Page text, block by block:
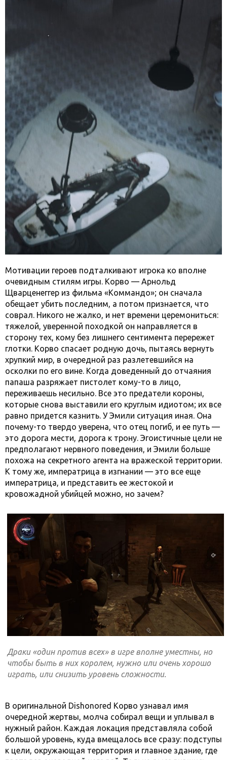
Мотивации героев подталкивают игрока ко вполне
очевидным стилям игры. Корво — Арнольд
Щварценеггер из фильма «Коммандо»; он сначала
обещает убить последним, а потом признается, что
соврал. Никого не жалко, и нет времени церемониться:
тяжелой, уверенной походкой он направляется в
сторону тех, кому без лишнего сентимента перережет
глотки. Корво спасает родную дочь, пытаясь вернуть
хрупкий мир, в очередной раз разлетевшийся на
осколки по его вине. Когда доведенный до отчаяния
папаша разряжает пистолет кому-то в лицо,
переживаешь несильно. Все это предатели короны,
которые снова выставили его круглым идиотом; их все
равно придется казнить. У Эмили ситуация иная. Она
почему-то твердо уверена, что отец погиб, и ее путь —
это дорога мести, дорога к трону. Эгоистичные цели не
предполагают нервного поведения, и Эмили больше
похожа на секретного агента на вражеской территории.
К тому же, императрица в изгнании — это все еще
императрица, и представить ее жестокой и
кровожадной убийцей можно, но зачем?
Драки «один против всех» в игре вполне уместны, но
чтобы быть в них королем, нужно или очень хорошо
играть, или снизить уровень сложности.
В оригинальной Dishonored Корво узнавал имя
очередной жертвы, молча собирал вещи и уплывал в
нужный район. Каждая локация представляла собой
большой уровень, куда вмещалось все сразу: подступы
к цели, окружающая территория и главное здание, где